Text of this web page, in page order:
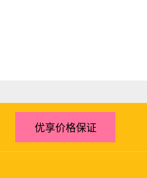
优享价格保证